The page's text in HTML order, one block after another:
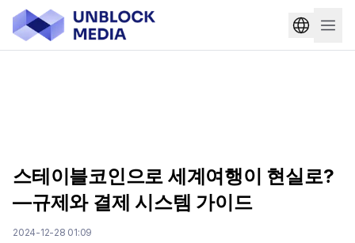
스테이블코인으로 세계여행이 현실로?
—규제와 결제 시스템 가이드
2024-12-28 01:09